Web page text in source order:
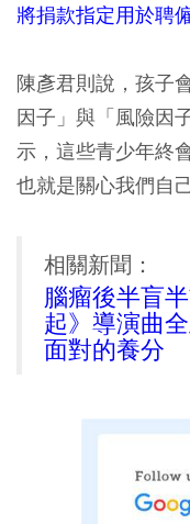
將捐款指定用於聘
陳彥君則說，孩子
因子」與「風險因
示，這些青少年終
也就是關心我們自
相關新聞：
腦瘤後半盲
起》導演曲
面對的養分